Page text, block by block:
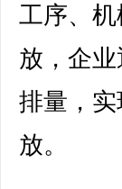
工序、
放，企
排量，
放。